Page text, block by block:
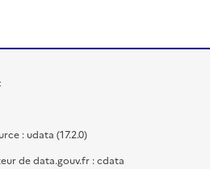
: udata (17.2.0)
de data.gouv.fr : cdata